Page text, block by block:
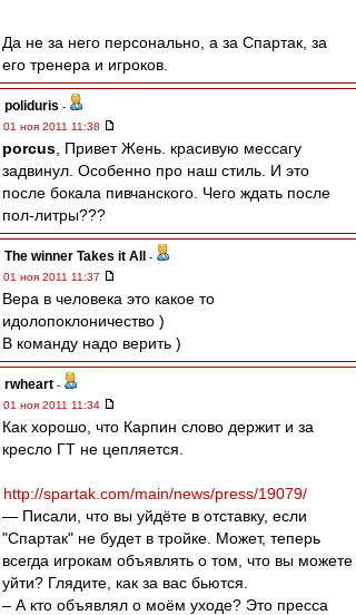
Да не за него персонально, а за Спартак, за
его тренера и игроков.
poliduris -
01 ноя 2011 11:38
porcus , Привет Жень. красивую мессагу
задвинул. Особенно про наш стиль. И это
после бокала пивчанского. Чего ждать после
пол-литры???
The winner Takes it All
-
01 ноя 2011 11:37
Вера в человека это какое то
идолопоклоничество )
В команду надо верить )
rwheart -
01 ноя 2011 11:34
Как хорошо, что Карпин слово держит и за
кресло ГТ не цепляется.
http://spartak.com/main/news/press/19079/
— Писали, что вы уйдёте в отставку, если
"Спартак" не будет в тройке. Может, теперь
всегда игрокам объявлять о том, что вы можете
уйти? Глядите, как за вас бьются.
– А кто объявлял о моём уходе? Это пресса